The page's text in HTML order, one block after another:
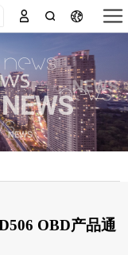
OBD产品通